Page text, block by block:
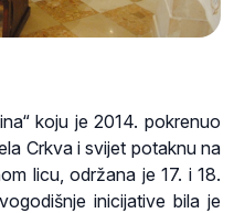
koju je 2014. pokrenuo
Crkva i svijet potaknu na
licu, održana je 17. i 18.
inicijative bila je